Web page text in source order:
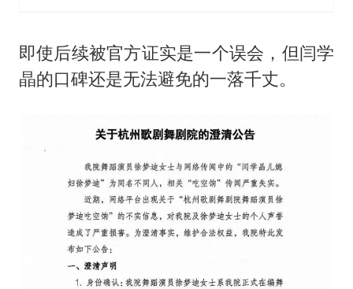
即使后续被官方证实是一个误会，但闫学
晶的口碑还是无法避免的一落千丈。